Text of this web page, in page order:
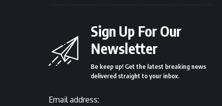
Sign Up For Our
Newsletter
Be keep up! Get the latest breaking news
delivered straight to your inbox.
Email address: